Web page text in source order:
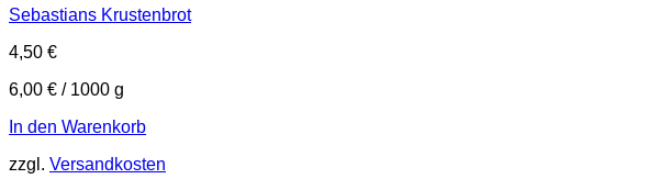
Sebastians Krustenbrot
4,50 €
6,00 € / 1000 g
In den Warenkorb
zzgl. Versandkosten